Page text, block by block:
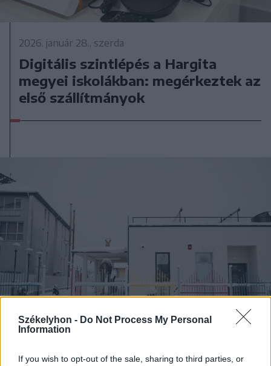
Székelyhon - Do Not Process My Personal
Information
If you wish to opt-out of the sale, sharing to third parties, or
2026. január 28., szerda
Digitális szintlépés a Hargita
megyei iskolákban: megérkeztek az
első szállítmányok
2026. január 21., szerda